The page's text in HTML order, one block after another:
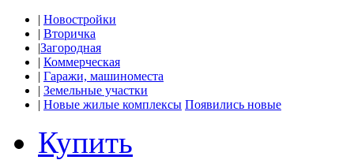
| Новостройки
| Вторичка
|Загородная
| Коммерческая
| Гаражи, машиноместа
| Земельные участки
| Новые жилые комплексы Появились новые
Купить